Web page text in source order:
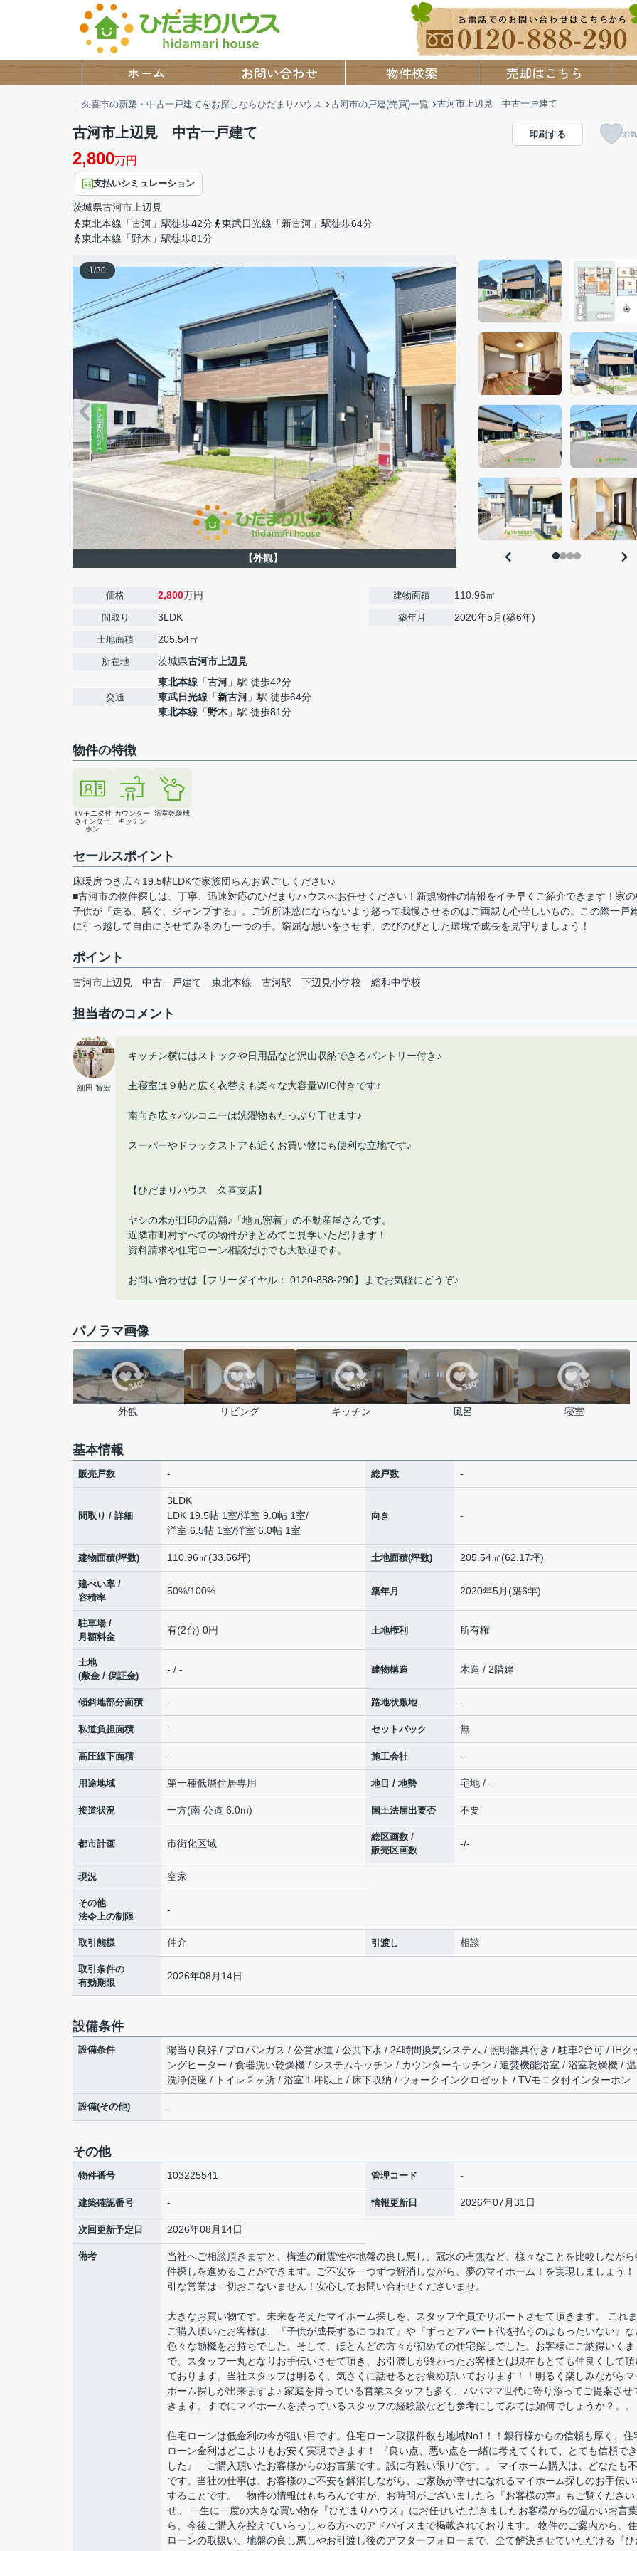
ホーム お問い合わせ 物件検索 売却はこちら
｜久喜市の新築・中古一戸建てをお探しならひだまりハウス 古河市の戸建(売買)一覧 古河市上辺見 中古一戸建て
古河市上辺見 中古一戸建て
2,800万円
支払いシミュレーション
茨城県古河市 上辺見
東北本線「古河」駅徒歩42分
東武日光線「新古河」駅徒歩64分
東北本線「野木」駅徒歩81分
印刷する お
1/30
【外観】
価格 2,800万円
間取り 3LDK
土地面積 205.54㎡
所在地 茨城県古河市 上辺見
交通
東北本線 「古河 」駅 徒歩42分
東武日光線 「新古河 」駅 徒歩64分
東北本線 「野木 」駅 徒歩81分
建物面積 110.96㎡
築年月 2020年5月(築6年)
物件の特徴
TVモニタ付
きインター
ホン
カウンター
キッチン
浴室乾燥機
セールスポイント
床暖房つき広々19.5帖LDKで家族団らんお過ごしください♪
■古河市の物件探しは、丁寧、迅速対応のひだまりハウスへお任せください！新規物件の情報をイチ早くご紹介できます！家
子供が『走る、騒ぐ、ジャンプする』。ご近所迷惑にならないよう怒って我慢させるのはご両親も心苦しいもの。この際一戸
に引っ越して自由にさせてみるのも一つの手。窮屈な思いをさせず、のびのびとした環境で成長を見守りましょう！
ポイント
古河市上辺見 中古一戸建て 東北本線 古河駅 下辺見小学校 総和中学校
担当者のコメント
細田 智宏
キッチン横にはストックや日用品など沢山収納できるパントリー付き♪
主寝室は９帖と広く衣替えも楽々な大容量WIC付きです♪
南向き広々バルコニーは洗濯物もたっぷり干せます♪
スーパーやドラックストアも近くお買い物にも便利な立地です♪
【ひだまりハウス 久喜支店】
ヤシの木が目印の店舗♪「地元密着」の不動産屋さんです。
近隣市町村すべての物件がまとめてご見学いただけます！
資料請求や住宅ローン相談だけでも大歓迎です。
お問い合わせは【フリーダイヤル： 0120-888-290】までお気軽にどうぞ♪
パノラマ画像
外観 リビング キッチン 風呂 寝室
基本情報
販売戸数 - 総戸数 -
間取り / 詳細
3LDK
LDK 19.5帖 1室/洋室 9.0帖 1室/
洋室 6.5帖 1室/洋室 6.0帖 1室
向き -
建物面積(坪数) 110.96㎡(33.56坪) 土地面積(坪数) 205.54㎡(62.17坪)
建ぺい率 /
容積率
50%/100% 築年月 2020年5月(築6年)
駐車場 /
月額料金
有(2台) 0円 土地権利 所有権
土地
(敷金 / 保証金)
- / - 建物構造 木造 / 2階建
傾斜地部分面積 - 路地状敷地 -
私道負担面積 - セットバック 無
高圧線下面積 - 施工会社 -
用途地域 第一種低層住居専用 地目 / 地勢 宅地 / -
接道状況 一方(南 公道 6.0m) 国土法届出要否 不要
都市計画 市街化区域
総区画数 /
販売区画数
-/-
現況 空家
その他
法令上の制限
-
取引態様 仲介 引渡し 相談
取引条件の
有効期限
2026年08月14日
設備条件
設備条件
陽当り良好 / プロパンガス / 公営水道 / 公共下水 / 24時間換気システム / 照明器具付き / 駐車2台可 / IHク
ングヒーター / 食器洗い乾燥機 / システムキッチン / カウンターキッチン / 追焚機能浴室 / 浴室乾燥機 /
洗浄便座 / トイレ２ヶ所 / 浴室１坪以上 / 床下収納 / ウォークインクロゼット / TVモニタ付インターホン
設備(その他) -
その他
物件番号 103225541 管理コード -
建築確認番号 - 情報更新日 2026年07月31日
次回更新予定日 2026年08月14日
備考
当社へご相談頂きますと、構造の耐震性や地盤の良し悪し、冠水の有無など、様々なことを比較しながら
件探しを進めることができます。ご不安を一つずつ解消しながら、夢のマイホーム！を実現しましょう！
引な営業は一切おこないません！安心してお問い合わせくださいませ。
大きなお買い物です。未来を考えたマイホーム探しを、スタッフ全員でサポートさせて頂きます。 これ
ご購入頂いたお客様は、『子供が成長するにつれて』や『ずっとアパート代を払うのはもったいない』な
色々な動機をお持ちでした。そして、ほとんどの方々が初めての住宅探しでした。お客様にご納得いくま
で、スタッフ一丸となりお手伝いさせて頂き、お引渡しが終わったお客様とは現在もとても仲良くして頂
ております。当社スタッフは明るく、気さくに話せるとお褒め頂いております！！明るく楽しみながらマ
ホーム探しが出来ますよ♪ 家庭を持っている営業スタッフも多く、パパママ世代に寄り添ってご提案させ
きます。すでにマイホームを持っているスタッフの経験談なども参考にしてみては如何でしょうか？。。
住宅ローンは低金利の今が狙い目です。住宅ローン取扱件数も地域No1！！銀行様からの信頼も厚く、住
ローン金利はどこよりもお安く実現できます！ 『良い点、悪い点を一緒に考えてくれて、とても信頼で
した』 ご購入頂いたお客様からのお言葉です。誠に有難い限りです。。 マイホーム購入は、どなたも
です。当社の仕事は、お客様のご不安を解消しながら、ご家族が幸せになれるマイホーム探しのお手伝い
することです。 物件の情報はもちろんですが、お時間がございましたら『お客様の声』もご覧ください
せ。 一生に一度の大きな買い物を『ひだまりハウス』にお任せいただきましたお客様からの温かいお言
ら、今後ご購入を控えていらっしゃる方へのアドバイスまで掲載されております。 物件のご案内から、
ローンの取扱い、地盤の良し悪しやお引渡し後のアフターフォローまで、全て解決させていただける『ひ